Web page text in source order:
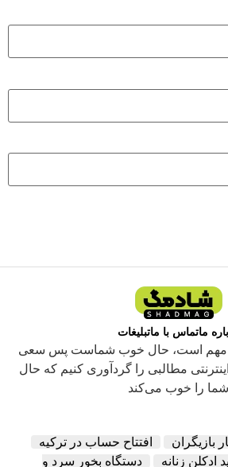
ماتماس با ماتبلیغات
ما مهم است، حال خوب شماست پس سعی
مطالبی را گردآوری کنیم که حال
شما را خوب می‌کند
بازیگران
افتتاح حساب در ترکیه
ادکلن زنانه دستگاه بخور سرد و